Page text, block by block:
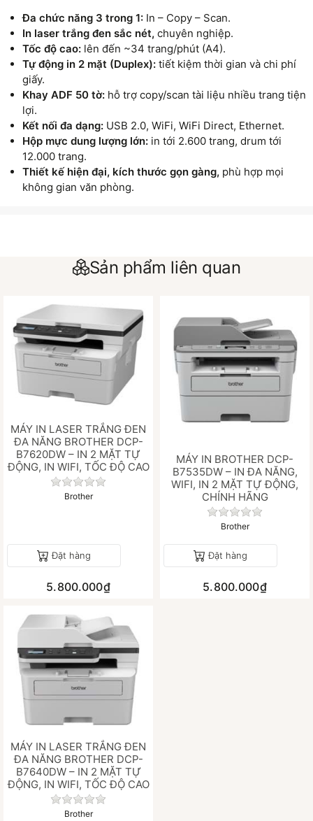
Đa chức năng 3 trong 1: In – Copy – Scan.
In laser trắng đen sắc nét, chuyên nghiệp.
Tốc độ cao: lên đến ~34 trang/phút (A4).
Tự động in 2 mặt (Duplex): tiết kiệm thời gian và chi phí
giấy.
Khay ADF 50 tờ: hỗ trợ copy/scan tài liệu nhiều trang tiện
lợi.
Kết nối đa dạng: USB 2.0, WiFi, WiFi Direct, Ethernet.
Hộp mực dung lượng lớn: in tới 2.600 trang, drum tới
12.000 trang.
Thiết kế hiện đại, kích thước gọn gàng, phù hợp mọi
không gian văn phòng.
Sản phẩm liên quan
MÁY IN LASER TRẮNG ĐEN
ĐA NĂNG BROTHER DCP-
B7620DW – IN 2 MẶT TỰ
ĐỘNG, IN WIFI, TỐC ĐỘ CAO
Chưa có đánh giá nào cho sản phẩm này.
Brother
Đặt hàng
5.800.000₫
MÁY IN BROTHER DCP-
B7535DW – IN ĐA NĂNG,
WIFI, IN 2 MẶT TỰ ĐỘNG,
CHÍNH HÃNG
Chưa có đánh
Brother
Đặt hàng
5.800.000₫
MÁY IN LASER TRẮNG ĐEN
ĐA NĂNG BROTHER DCP-
B7640DW – IN 2 MẶT TỰ
ĐỘNG, IN WIFI, TỐC ĐỘ CAO
Chưa có đánh giá nào cho sản phẩm này.
Brother